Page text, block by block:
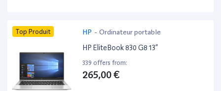
Top Produit HP - Ordinateur portable
HP EliteBook 830 G8 13”
339 offers from:
265,00 €